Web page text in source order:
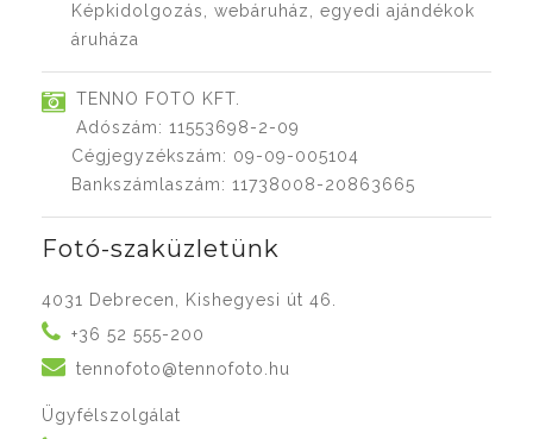
Képkidolgozás, webáruház, egyedi ajándékok
áruháza
TENNO FOTO KFT.
Adószám: 11553698-2-09
Cégjegyzékszám: 09-09-005104
Bankszámlaszám: 11738008-20863665
Fotó-szaküzletünk
4031 Debrecen, Kishegyesi út 46.
+36 52 555-200
tennofoto@tennofoto.hu
Ügyfélszolgálat